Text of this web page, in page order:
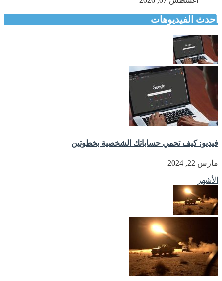
أحدث الفيديوهات
فيديو: كيف تحمي حساباتك الشخصية بخطوتين
مارس 22, 2024
الأشهر